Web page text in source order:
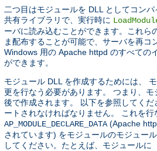
二つ目はモジュールを DLL としてコン
共有ライブラリで、実行時に
ーバに読み込むことができます。これら
ま配布することが可能で、サーバを再コ
Windows 用の Apache httpd のすべての
ができます。
モジュール DLL を作成するためには、
更を行なう必要があります。 つまり、
後で作成されます。 以下を参照してく
ートされなければなりません。 これを行
AP_MODULE_DECLARE_DATA(Apache
されています) をモジュールのモジュー
してください。たとえば、モジュールに